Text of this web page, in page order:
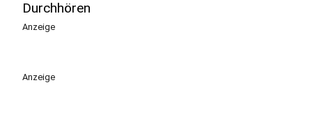
Durchhören
Anzeige
Anzeige